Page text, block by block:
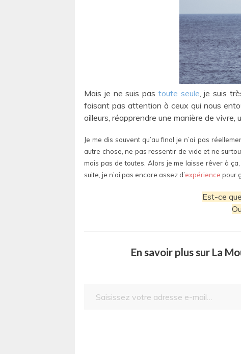
Mais je ne suis pas toute seule, je suis
faisant pas attention à ceux qui nous
ailleurs, réapprendre une manière de vivre,
Je me dis souvent qu’au final je n’ai pas
autre chose, ne pas ressentir de vide et ne
mais pas de toutes. Alors je me laisse rêver à
suite, je n’ai pas encore assez d’expérience pour
Est-ce
En savoir plus sur La